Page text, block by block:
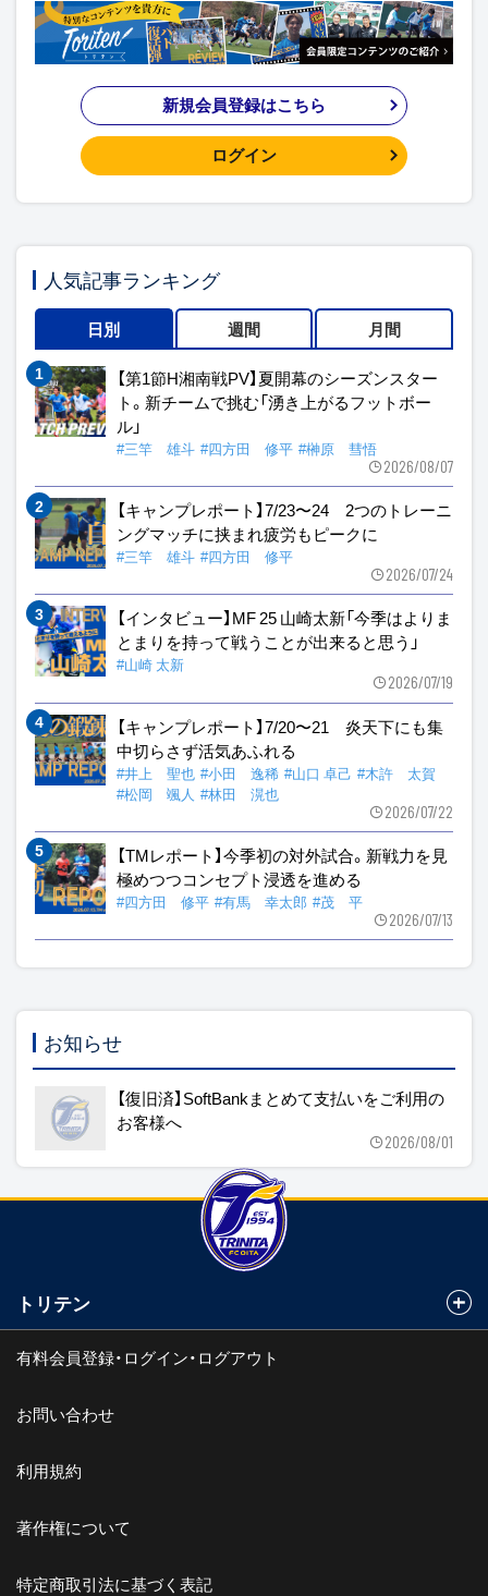
新規会員登録はこちら
ログイン
人気記事ランキング
日別 週間 月間
【第1節H湘南戦PV】夏開幕のシーズンスター
ト。新チームで挑む「湧き上がるフットボー
ル」
#三竿 雄斗 #四方田 修平 #榊原 彗悟
2026/08/07
【キャンプレポート】7/23〜24 2つのトレーニ
ングマッチに挟まれ疲労もピークに
#三竿 雄斗 #四方田 修平
2026/07/24
【インタビュー】MF 25 山崎太新「今季はよりま
とまりを持って戦うことが出来ると思う」
#山崎 太新
2026/07/19
【キャンプレポート】7/20〜21 炎天下にも集
中切らさず活気あふれる
#井上 聖也 #小田 逸稀 #山口 卓己 #木許 太賀
#松岡 颯人 #林田 滉也
2026/07/22
【TMレポート】今季初の対外試合。新戦力を見
極めつつコンセプト浸透を進める
#四方田 修平 #有馬 幸太郎 #茂 平
2026/07/13
お知らせ
【復旧済】SoftBankまとめて支払いをご利用の
お客様へ
2026/08/01
トリテン
有料会員登録・ログイン・ログアウト
お問い合わせ
利用規約
著作権について
特定商取引法に基づく表記